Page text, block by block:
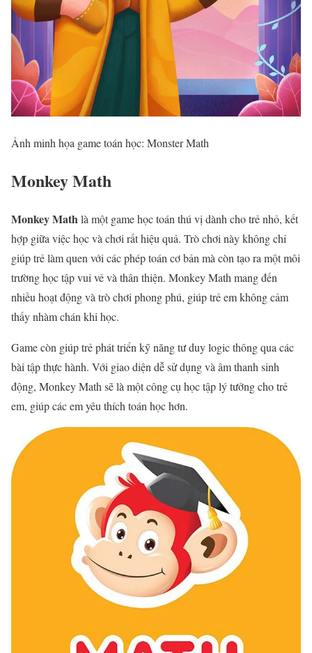
Ảnh minh họa game toán học: Monster Math
Monkey Math
Monkey Mathlà một game học toán thú vị dành cho trẻ nhỏ, kết
hợp giữa việc học và chơi rất hiệu quả. Trò chơi này không chỉ
giúp trẻ làm quen với các phép toán cơ bản mà còn tạo ra một môi
trường học tập vui vẻ và thân thiện. Monkey Math mang đến
nhiều hoạt động và trò chơi phong phú, giúp trẻ em không cảm
thấy nhàm chán khi học.
Game còn giúp trẻ phát triển kỹ năng tư duy logic thông qua các
bài tập thực hành. Với giao diện dễ sử dụng và âm thanh sinh
động, Monkey Math sẽ là một công cụ học tập lý tưởng cho trẻ
em, giúp các em yêu thích toán học hơn.